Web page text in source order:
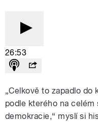
26:53
„Celkově to zapadlo do
podle kterého na celém
demokracie,“ myslí si